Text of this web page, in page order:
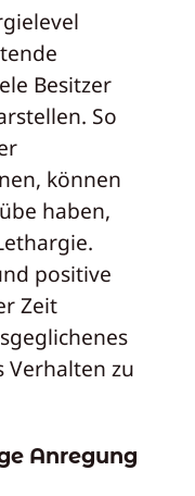
Besitzer
So
können
haben,
positive
Zeit
Verhalten zu
Anregung